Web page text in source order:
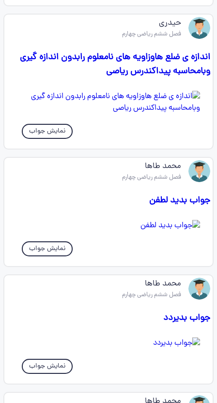
حیدری
فصل ششم ریاضی چهارم
اندازه ی ضلع هاوزاویه های نامعلوم رابدون اندازه گیری
وبامحاسبه پیداکندرس ریاصی
نمایش جواب
محمد طاها
فصل ششم ریاضی چهارم
جواب بدید لطفن
نمایش جواب
محمد طاها
فصل ششم ریاضی چهارم
جواب بدیردد
نمایش جواب